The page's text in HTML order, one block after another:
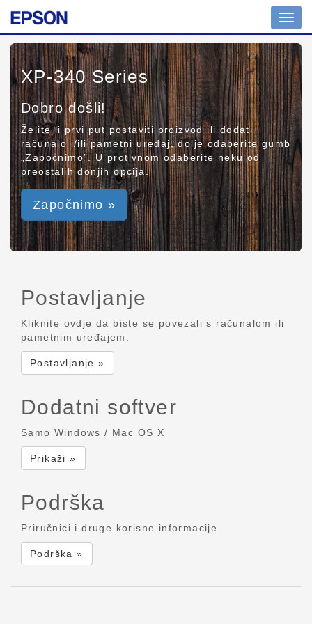
XP-340 Series
Dobro došli!
Želite li prvi put postaviti proizvod ili dodati
računalo i/ili pametni uređaj, dolje odaberite gumb
„Započnimo”. U protivnom odaberite neku od
preostalih donjih opcija.
Započnimo »
Postavljanje
Kliknite ovdje da biste se povezali s računalom ili
pametnim uređajem.
Postavljanje »
Dodatni softver
Samo Windows / Mac OS X
Prikaži »
Podrška
Priručnici i druge korisne informacije
Podrška »